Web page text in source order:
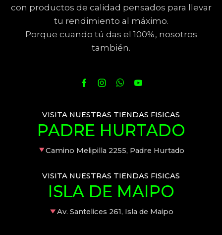
con productos de calidad pensados para llevar
tu rendimiento al máximo.
Porque cuando tú das el 100%, nosotros
también.
VISITA NUESTRAS TIENDAS FISICAS
PADRE HURTADO
Camino Melipilla 2255, Padre Hurtado
VISITA NUESTRAS TIENDAS FISICAS
ISLA DE MAIPO
Av. Santelices 261, Isla de Maipo